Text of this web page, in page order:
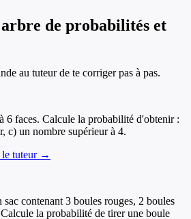
arbre de probabilités et
au tuteur de te corriger pas à pas.
6 faces. Calcule la probabilité d'obtenir :
c) un nombre supérieur à 4.
le tuteur →
contenant 3 boules rouges, 2 boules
la probabilité de tirer une boule